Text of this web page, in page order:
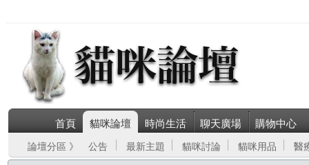
首頁 貓咪論壇 時尚生活 聊天廣場 購物中心
論壇分區 》 公告 最新主題 貓咪討論 貓咪用品 醫